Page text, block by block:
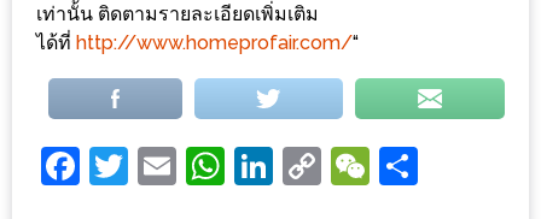
ที่
เอาใจ
ขา
กิน
โดย
เฉพาะ
เท่านั้น ติดตามรายละเอียดเพิ่มเติม
ได้ที่ http://www.homeprofair.com/“
Facebook
Twitter
EmailWhatsApp
LinkedIn
CopyWeChat